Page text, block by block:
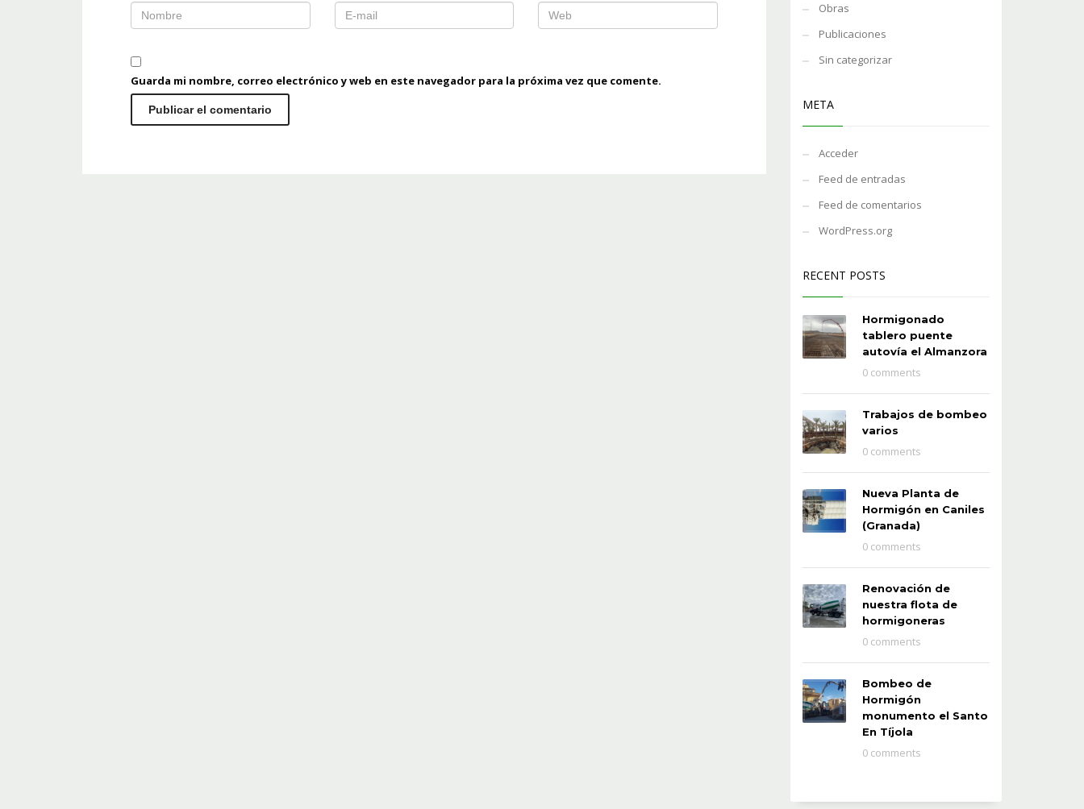
Guarda mi nombre, correo electrónico y web en este navegador para la próxima vez que comente.
Obras
Publicaciones
Sin categorizar
META
Acceder
Feed de entradas
Feed de comentarios
WordPress.org
RECENT POSTS
Hormigonado
tablero puente
autovía el Almanzora
0 comments
Trabajos de bombeo
varios
0 comments
Nueva Planta de
Hormigón en Caniles
(Granada)
0 comments
Renovación de
nuestra flota de
hormigoneras
0 comments
Bombeo de
Hormigón
monumento el Santo
En Tíjola
0 comments